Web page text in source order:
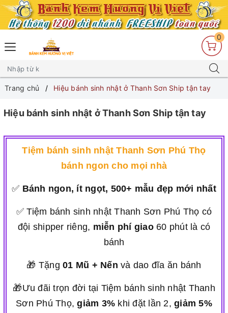
0
Trang chủ Hiệu bánh sinh nhật ở Thanh Sơn Ship tận tay
Hiệu bánh sinh nhật ở Thanh Sơn Ship tận tay
Tiệm bánh sinh nhật Thanh Sơn Phú Thọ
bánh ngon cho mọi nhà
✅ Bánh ngon, ít ngọt, 500+ mẫu đẹp mới nhất
✅ Tiệm bánh sinh nhật Thanh Sơn Phú Thọ có
đội shipper riêng, miễn phí giao60 phút là có
bánh
🎁 Tặng01 Mũ + Nến và dao đĩa ăn bánh
🎁Ưu đãi trọn đời tại Tiệm bánh sinh nhật Thanh
Sơn Phú Thọ,giảm 3% khi đặt lần 2,giảm 5%